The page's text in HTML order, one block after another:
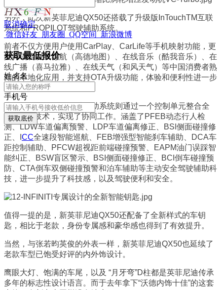
另外，此次新英菲尼迪QX50还搭载了升级版InTouchTM互联
系统和PROPILOT驾驶辅助系统。
前者不仅方便用户使用CarPlay、CarLife等手机映射功能，更
支持语音在线导航（高德地图）、在线音乐（酷我音乐）、在
线广播（喜马拉雅）、在线天气（和风天气）等中国消费者熟
知的本地化应用，并支持OTA升级功能，体验和便利性进一步
提升。
升级版PROPILOT驾驶辅助系统则通过一个控制单元整合全
部ADAS技术，实现了协同工作。涵盖了PFEB动态行人检
测、LDW车道偏离预警、LDP车道偏离修正、BSI侧面碰撞修
正、I CC全速段智能巡航、FEB增强型智能刹车辅助、DCA车
距控制辅助、PFCW超视距前端碰撞预警、EAPM油门误踩智
能纠正、BSW盲区警示、BSI侧面碰撞修正、BCI倒车碰撞预
防、CTA倒车双侧碰撞预警和泊车辅助等主动安全驾驶辅助科
技，进一步提升了科技感，以及驾驶便利和安全。
值得一提的是，新英菲尼迪QX50还配备了全新样式的车钥
匙，相比于老款，身份专属感和豪华感也得到了有效提升。
当然，与张若昀英俊的外表一样，新英菲尼迪QX50也延续了
老款车型已饱受好评的内外饰设计。
鹰眼大灯、饱满的车尾，以及 “月牙弯”D柱都是英菲尼迪传承
多年的标志性设计语言。而于去年拿下“沃德内饰十佳”的这套
取消确定
微信好友 朋友圈 QQ空间 新浪微博
获取最低报价
姓名名
手机号
获取底价